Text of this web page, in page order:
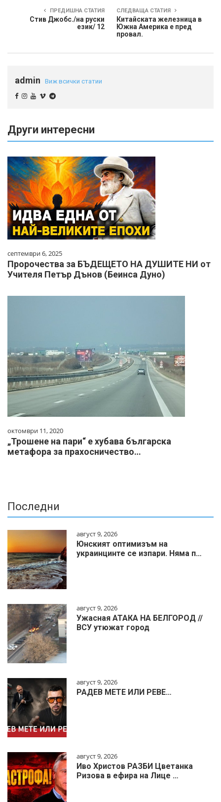
ПРЕДИШНА СТАТИЯ
Стив Джобс./на руски
език/ 12
СЛЕДВАЩА СТАТИЯ
Китайската железница в
Южна Америка е пред
провал.
admin Виж всички статии
Други интересни
септември 6, 2025
Пророчества за БЪДЕЩЕТО НА ДУШИТЕ НИ от
Учителя Петър Дънов (Беинса Дуно)
октомври 11, 2020
„Трошене на пари“ е хубава българска
метафора за прахосничество…
Последни
август 9, 2026
Юнският оптимизъм на
украинцинте се изпари. Няма п…
август 9, 2026
Ужасная АТАКА НА БЕЛГОРОД //
ВСУ утюжат город
август 9, 2026
РАДЕВ МЕТЕ ИЛИ РЕВЕ…
август 9, 2026
Иво Христов РАЗБИ Цветанка
Ризова в ефира на Лице …